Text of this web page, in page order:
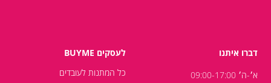
דברו איתנו
א׳-ה׳ 09:00-17:00
לעסקים BUYME
כל המתנות לעובדים